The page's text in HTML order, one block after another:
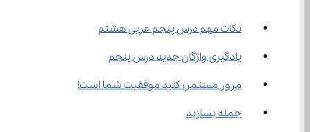
نکات مهم درس پنجم عربی هشتم
یادگیری واژگان جدید درس پنجم
مرور مستمر؛ کلید موفقیت شما است!
جمله بسازید